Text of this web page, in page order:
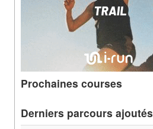
Prochaines courses
Derniers parcours ajoutés